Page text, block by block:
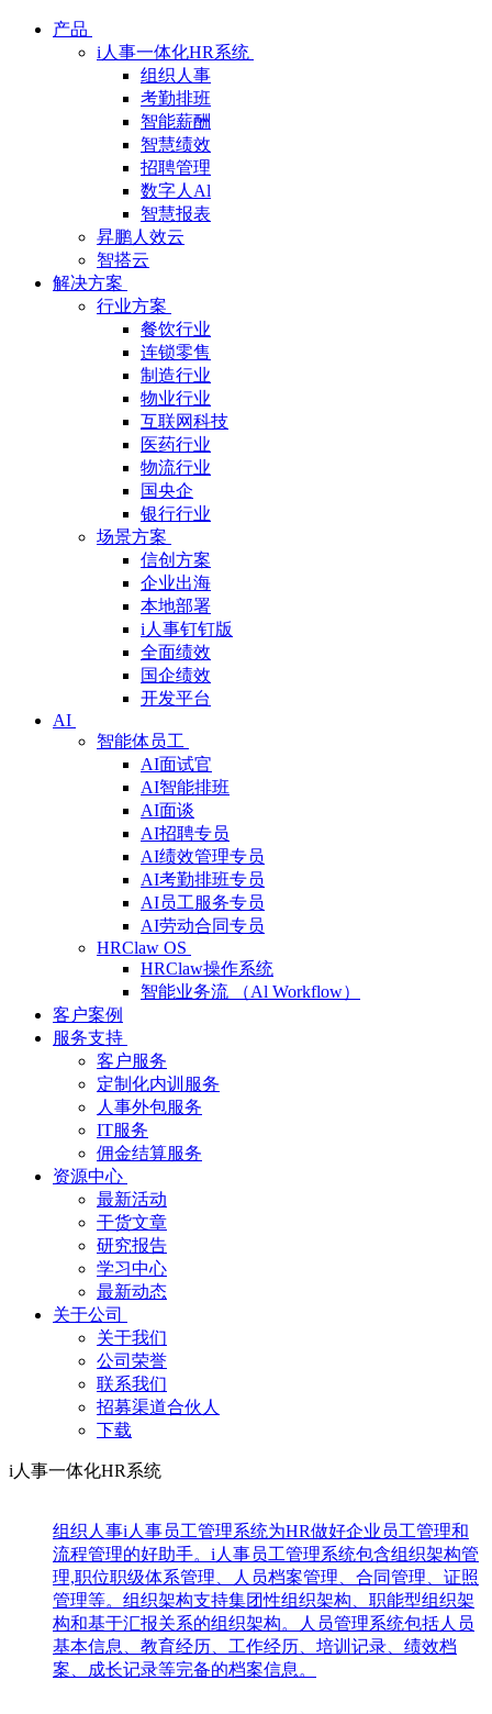
产品
i人事一体化HR系统
组织人事
考勤排班
智能薪酬
智慧绩效
招聘管理
数字人Al
智慧报表
昇鹏人效云
智搭云
解决方案
行业方案
餐饮行业
连锁零售
制造行业
物业行业
互联网科技
医药行业
物流行业
国央企
银行行业
场景方案
信创方案
企业出海
本地部署
i人事钉钉版
全面绩效
国企绩效
开发平台
AI
智能体员工
AI面试官
AI智能排班
AI面谈
AI招聘专员
AI绩效管理专员
AI考勤排班专员
AI员工服务专员
AI劳动合同专员
HRClaw OS
HRClaw操作系统
智能业务流 （Al Workflow）
客户案例
服务支持
客户服务
定制化内训服务
人事外包服务
IT服务
佣金结算服务
资源中心
最新活动
干货文章
研究报告
学习中心
最新动态
关于公司
关于我们
公司荣誉
联系我们
招募渠道合伙人
下载
i人事一体化HR系统
组织人事i人事员工管理系统为HR做好企业员工管理和
流程管理的好助手。i人事员工管理系统包含组织架构管
理,职位职级体系管理、人员档案管理、合同管理、证照
管理等。组织架构支持集团性组织架构、职能型组织架
构和基于汇报关系的组织架构。人员管理系统包括人员
基本信息、教育经历、工作经历、培训记录、绩效档
案、成长记录等完备的档案信息。